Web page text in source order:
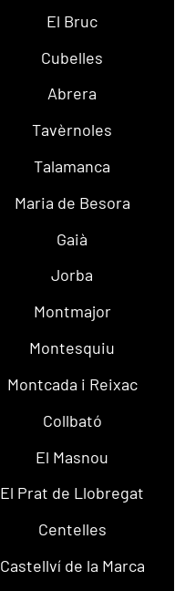
El Bruc
Cubelles
Abrera
Tavèrnoles
Talamanca
Maria de Besora
Gaià
Jorba
Montmajor
Montesquiu
Montcada i Reixac
Collbató
El Masnou
El Prat de Llobregat
Centelles
Castellví de la Marca